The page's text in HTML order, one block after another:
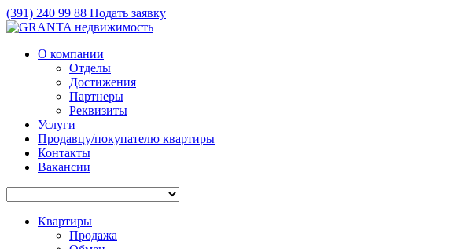
(391) 240 99 88 Подать заявку
О компании
Отделы
Достижения
Партнеры
Реквизиты
Услуги
Продавцу/покупателю квартиры
Контакты
Вакансии
Квартиры
Продажа